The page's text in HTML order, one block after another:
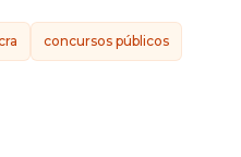
concursos públicos